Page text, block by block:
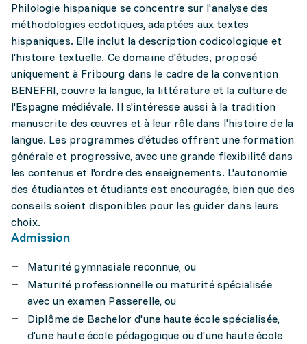
Philologie hispanique se concentre sur l'analyse des
méthodologies ecdotiques, adaptées aux textes
hispaniques. Elle inclut la description codicologique et
l'histoire textuelle. Ce domaine d'études, proposé
uniquement à Fribourg dans le cadre de la convention
BENEFRI, couvre la langue, la littérature et la culture de
l'Espagne médiévale. Il s'intéresse aussi à la tradition
manuscrite des œuvres et à leur rôle dans l'histoire de la
langue. Les programmes d'études offrent une formation
générale et progressive, avec une grande flexibilité dans
les contenus et l'ordre des enseignements. L'autonomie
des étudiantes et étudiants est encouragée, bien que des
conseils soient disponibles pour les guider dans leurs
choix.
Admission
Maturité gymnasiale reconnue, ou
Maturité professionnelle ou maturité spécialisée
avec un examen Passerelle, ou
Diplôme de Bachelor d'une haute école spécialisée,
d'une haute école pédagogique ou d'une haute école